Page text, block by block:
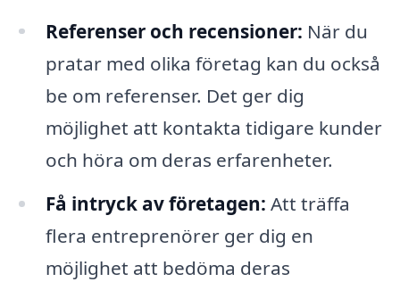
Referenser och recensioner: När du
pratar med olika företag kan du också
be om referenser. Det ger dig
möjlighet att kontakta tidigare kunder
och höra om deras erfarenheter.
Få intryck av företagen: Att träffa
flera entreprenörer ger dig en
möjlighet att bedöma deras